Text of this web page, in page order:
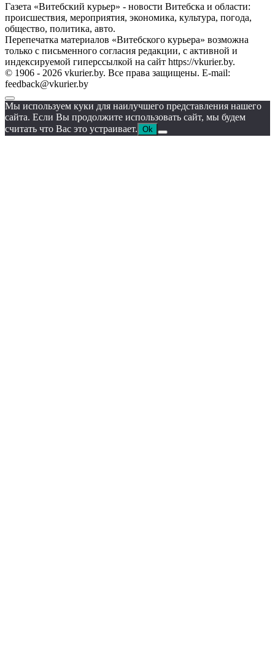
Газета «Витебский курьер» - новости Витебска и области:
происшествия, мероприятия, экономика, культура, погода,
общество, политика, авто.
Перепечатка материалов «Витебского курьера» возможна
только с письменного согласия редакции, с активной и
индексируемой гиперссылкой на сайт https://vkurier.by.
© 1906 - 2026 vkurier.by. Все права защищены. E-mail:
feedback@vkurier.by
Мы используем куки для наилучшего представления нашего
сайта. Если Вы продолжите использовать сайт, мы будем
считать что Вас это устраивает. Ok